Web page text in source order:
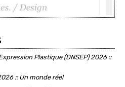
Plastique (DNSEP) 2026 ::
:: Un monde réel